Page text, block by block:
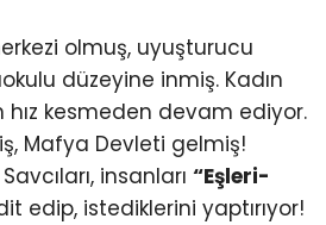
olmuş, uyuşturucu
düzeyine inmiş. Kadın
kesmeden devam ediyor.
Mafya Devleti gelmiş!
insanları “Eşleri-
edip, istediklerini yaptırıyor!